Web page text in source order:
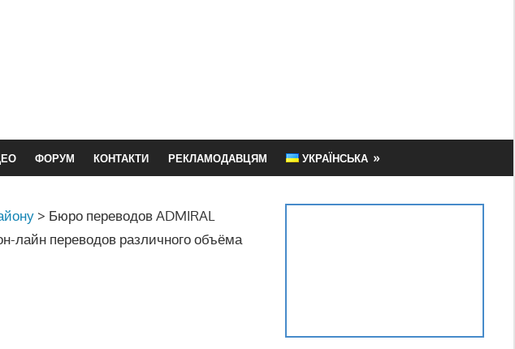
ФОРУМ КОНТАКТИ РЕКЛАМОДАВЦЯМ УКРАЇНСЬКА
> Бюро переводов ADMIRAL
лайн переводов различного объёма